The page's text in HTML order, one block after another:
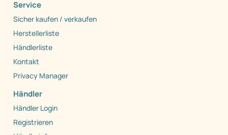
Service
Sicher kaufen / verkaufen
Herstellerliste
Händlerliste
Kontakt
Privacy Manager
Händler
Händler Login
Registrieren